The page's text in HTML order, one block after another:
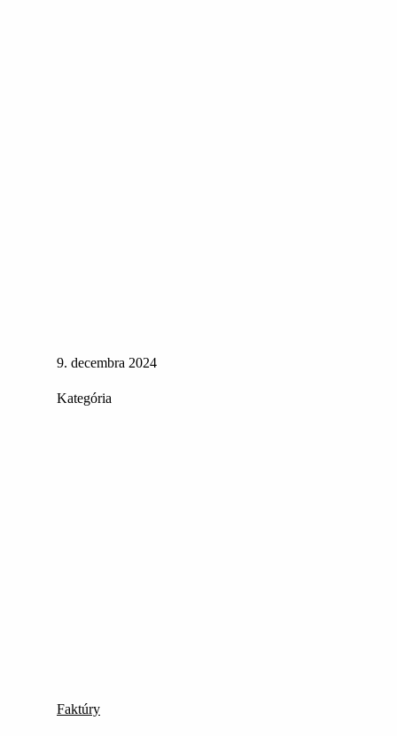
9. decembra 2024
Kategória
Faktúry